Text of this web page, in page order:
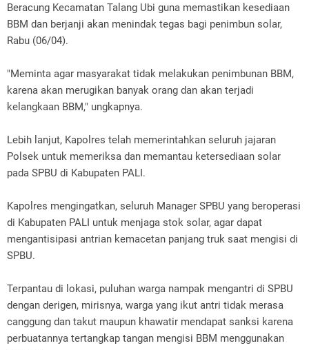
Beracung Kecamatan Talang Ubi guna memastikan kesediaan
BBM dan berjanji akan menindak tegas bagi penimbun solar,
Rabu (06/04).
"Meminta agar masyarakat tidak melakukan penimbunan BBM,
karena akan merugikan banyak orang dan akan terjadi
kelangkaan BBM," ungkapnya.
Lebih lanjut, Kapolres telah memerintahkan seluruh jajaran
Polsek untuk memeriksa dan memantau ketersediaan solar
pada SPBU di Kabupaten PALI.
Kapolres mengingatkan, seluruh Manager SPBU yang beroperasi
di Kabupaten PALI untuk menjaga stok solar, agar dapat
mengantisipasi antrian kemacetan panjang truk saat mengisi di
SPBU.
Terpantau di lokasi, puluhan warga nampak mengantri di SPBU
dengan derigen, mirisnya, warga yang ikut antri tidak merasa
canggung dan takut maupun khawatir mendapat sanksi karena
perbuatannya tertangkap tangan mengisi BBM menggunakan